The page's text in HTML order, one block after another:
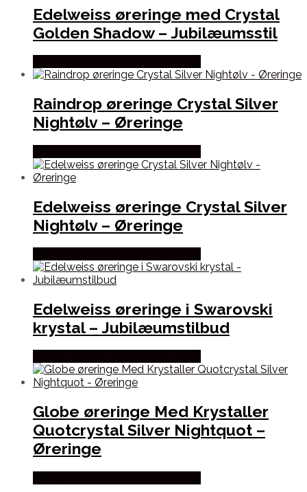
Edelweiss øreringe med Crystal
Golden Shadow – Jubilæumsstil
Raindrop øreringe Crystal Silver
Nightølv – Øreringe
Edelweiss øreringe Crystal Silver
Nightølv – Øreringe
Edelweiss øreringe i Swarovski
krystal – Jubilæumstilbud
Globe øreringe Med Krystaller
Quotcrystal Silver Nightquot –
Øreringe